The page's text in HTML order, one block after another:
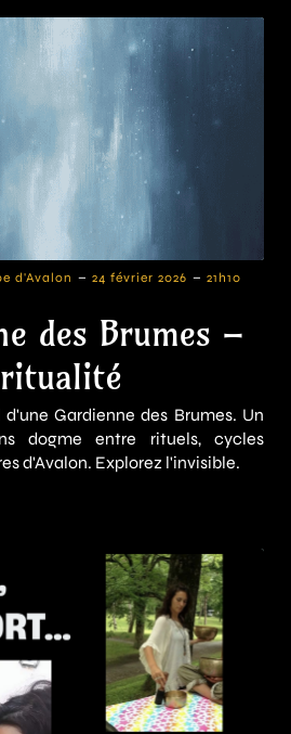
d'Avalon - 24 février 2026 - 21h10
des Brumes –
Gardienne des Brumes. Un
dogme entre rituels, cycles
d'Avalon. Explorez l'invisible.